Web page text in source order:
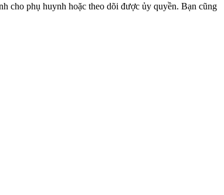
cho phụ huynh hoặc theo dõi được ủy quyền. Bạn cũng